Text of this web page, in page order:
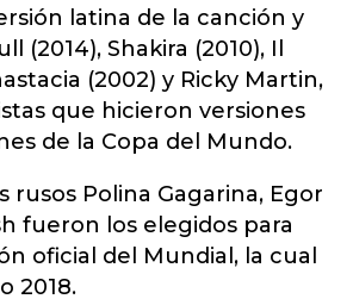
latina de la canción y
(2014), Shakira (2010), Il
(2002) y Ricky Martin,
que hicieron versiones
de la Copa del Mundo.
rusos Polina Gagarina, Egor
fueron los elegidos para
oficial del Mundial, la cual
2018.